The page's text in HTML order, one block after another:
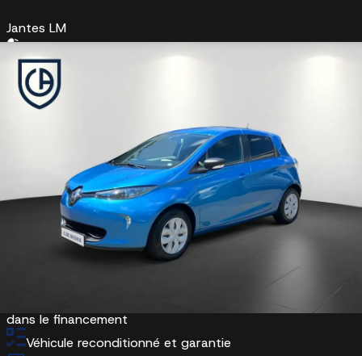
Jantes LM
Éclairage
Allumage automatique des phares
KIA Wittlich
En stock
Je suis intéressé Être rappelé
Etendez la garantie jusqu'à 5 ans avec l'option
dans le financement
Véhicule reconditionné et garantie